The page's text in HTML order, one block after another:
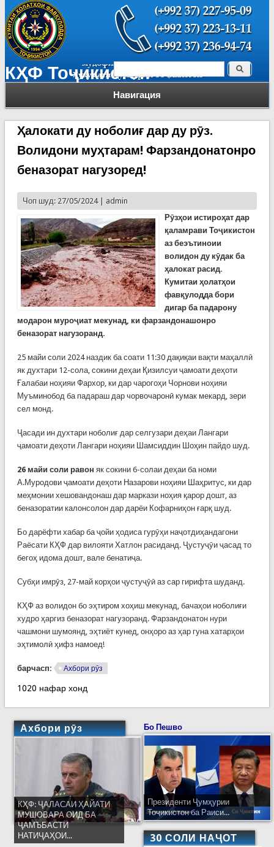
КҲФ Тоҷикистон
Навигация
Форма поиска Поиск
Ҳалокати ду ноболиғ дар ду рӯз.
Волидони муҳтарам! Фарзандонатонро
беназорат нагузоред!
Чоп шуд: 27/05/2024 | admin
Рӯзҳои истироҳат дар
қаламрави Тоҷикистон
аз беэътиноии
волидон ду кӯдак ба
ҳалокат расид.
Кумитаи ҳолатҳои
фавқулодда бори
дигар ба падарону
модарон муроҷиат мекунад, ки фарзандонашонро
беназорат нагузоранд.
25 майи соли 2024 наздик ба соати 11:30 дақиқаи вақти маҳаллӣ
як духтари 12-сола, сокини деҳаи Қизилсуи ҷамоати деҳоти
Ғалабаи ноҳияи Фархор, ки дар чарогоҳи Чорнови ноҳияи
Муъминобод ба падараш дар чорвочаронӣ кумак мекард, зери
сел монд.
Ҷасади ин духтари ноболиғ дар селгузари деҳаи Лангари
ҷамоати деҳоти Лангари ноҳияи Шамсиддин Шоҳин пайдо шуд.
26 майи соли равон як сокини 6-солаи деҳаи ба номи
А.Муродови ҷамоати деҳоти Назарови ноҳияи Шаҳритус, ки дар
меҳмонии хешовандонаш дар маркази ноҳия қарор дошт, аз
беназоратии калонсолон дар дарёи Кофарниҳон ғарқ шуд.
Бо дарёфти хабар ба ҷойи ҳодиса гурӯҳи наҷотдиҳандагони
Раёсати КҲФ дар вилояти Хатлон расиданд. Ҷустуҷӯи ҷасад то
бегоҳ идома дошт, вале бенатиҷа.
Субҳи имрӯз, 27-май корҳои ҷустуҷӯӣ аз сар гирифта шуданд.
КҲФ аз волидон бо эҳтиром хоҳиш мекунад, бачаҳои ноболиғи
худро ҳаргиз беназорат нагузоранд. Фарзандонатон нури
чашмони шумоянд, эҳтиёт кунед, онҳоро аз ҳар гуна хатарҳои
эҳтимолӣ ҳифз намоед!
барчасп: Ахбори рӯз
1020 нафар хонд
Ахбори рӯз
КҲФ: ҶАЛАСАИ ҲАЙАТИ
МУШОВАРА ОИД БА
ҶАМЪБАСТИ
НАТИҶАҲОИ...
Бо Пешво
Президенти Ҷумҳурии
Тоҷикистон ба Раиси...
30 СОЛИ НАҶОТ